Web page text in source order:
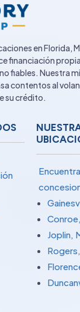
en Florida,
financiación
fiables. Nuestra
contentos al
su crédito.
Joplin,